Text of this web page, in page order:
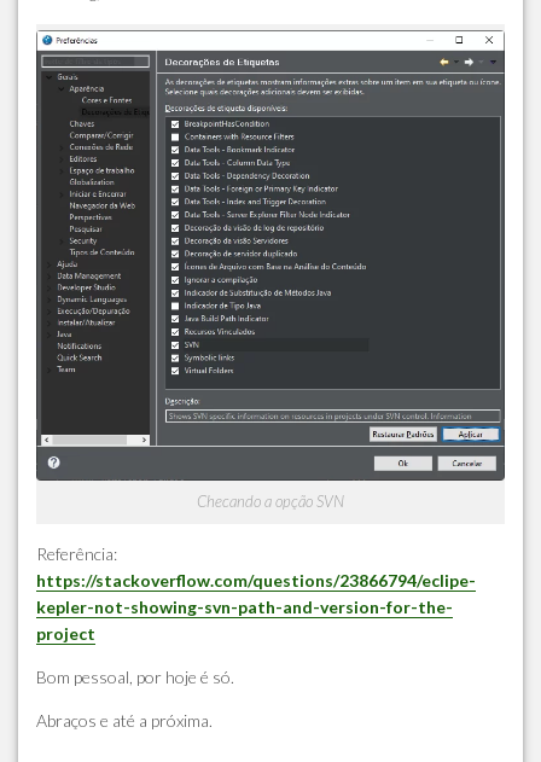
Checando a opção SVN
Referência:
https://stackoverflow.com/questions/23866794/eclipe-
kepler-not-showing-svn-path-and-version-for-the-
project
Bom pessoal, por hoje é só.
Abraços e até a próxima.